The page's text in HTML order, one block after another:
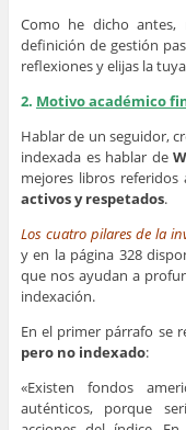
Como he dicho
definición de gestión
reflexiones y elijas la
2. Motivo académico
Hablar de un seguidor,
indexada es hablar de
mejores libros referidos
activos y respetados.
Los cuatro pilares de la
y en la página 328
que nos ayudan a
indexación.
En el primer párrafo se
pero no indexado:
«Existen fondos
auténticos, porque